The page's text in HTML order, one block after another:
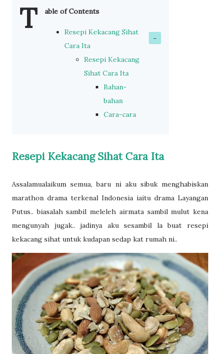
T able of Contents
Resepi Kekacang Sihat
Cara Ita
Resepi Kekacang
Sihat Cara Ita
Bahan-
bahan
Cara-cara
Resepi Kekacang Sihat Cara Ita
Assalamualaikum semua, baru ni aku sibuk menghabiskan
marathon drama terkenal Indonesia iaitu drama Layangan
Putus.. biasalah sambil meleleh airmata sambil mulut kena
mengunyah jugak.. jadinya aku sesambil la buat resepi
kekacang sihat untuk kudapan sedap kat rumah ni..